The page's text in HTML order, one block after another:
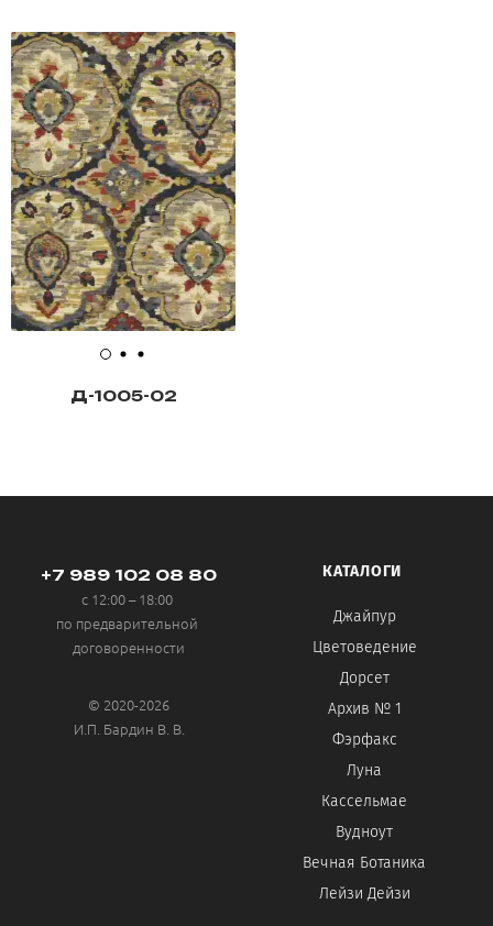
Д-1005-02
+7 989 102 08 80
с 12:00 – 18:00
по предварительной
договоренности
© 2020-2026
И.П. Бардин В. В.
КАТАЛОГИ
Джайпур
Цветоведение
Дорсет
Архив № 1
Фэрфакс
Луна
Кассельмае
Вудноут
Вечная Ботаника
Лейзи Дейзи